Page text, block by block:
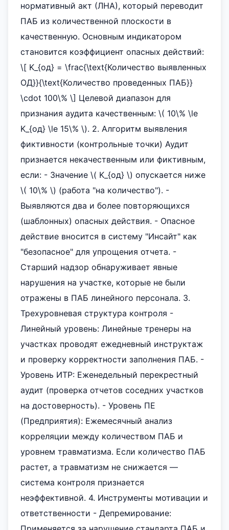
нормативный акт (ЛНА), который переводит
ПАБ из количественной плоскости в
качественную. Основным индикатором
становится коэффициент опасных действий:
\[ K_{од} = \frac{\text{Количество выявленных
ОД}}{\text{Количество проведенных ПАБ}}
\cdot 100\% \] Целевой диапазон для
признания аудита качественным: \( 10\% \le
K_{од} \le 15\% \). 2. Алгоритм выявления
фиктивности (контрольные точки) Аудит
признается некачественным или фиктивным,
если: - Значение \( K_{од} \) опускается ниже
\( 10\% \) (работа "на количество"). -
Выявляются два и более повторяющихся
(шаблонных) опасных действия. - Опасное
действие вносится в систему "Инсайт" как
"безопасное" для упрощения отчета. -
Старший надзор обнаруживает явные
нарушения на участке, которые не были
отражены в ПАБ линейного персонала. 3.
Трехуровневая структура контроля -
Линейный уровень: Линейные тренеры на
участках проводят ежедневный инструктаж
и проверку корректности заполнения ПАБ. -
Уровень ИТР: Еженедельный перекрестный
аудит (проверка отчетов соседних участков
на достоверность). - Уровень ПЕ
(Предприятия): Ежемесячный анализ
корреляции между количеством ПАБ и
уровнем травматизма. Если количество ПАБ
растет, а травматизм не снижается —
система контроля признается
неэффективной. 4. Инструменты мотивации и
ответственности - Депремирование: